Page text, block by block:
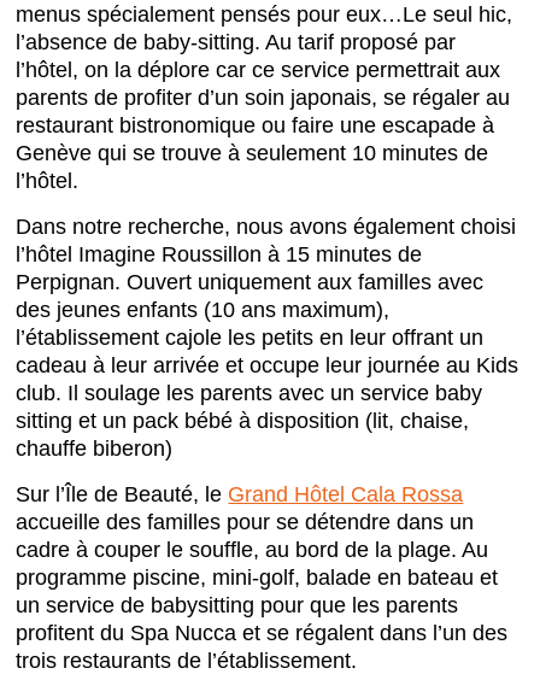
menus spécialement pensés pour eux…Le seul hic,
l’absence de baby-sitting. Au tarif proposé par
l’hôtel, on la déplore car ce service permettrait aux
parents de profiter d’un soin japonais, se régaler au
restaurant bistronomique ou faire une escapade à
Genève qui se trouve à seulement 10 minutes de
l’hôtel.
Dans notre recherche, nous avons également choisi
l’hôtel Imagine Roussillon à 15 minutes de
Perpignan. Ouvert uniquement aux familles avec
des jeunes enfants (10 ans maximum),
l’établissement cajole les petits en leur offrant un
cadeau à leur arrivée et occupe leur journée au Kids
club. Il soulage les parents avec un service baby
sitting et un pack bébé à disposition (lit, chaise,
chauffe biberon)
Sur l’Île de Beauté, le Grand Hôtel Cala Rossa
accueille des familles pour se détendre dans un
cadre à couper le souffle, au bord de la plage. Au
programme piscine, mini-golf, balade en bateau et
un service de babysitting pour que les parents
profitent du Spa Nucca et se régalent dans l’un des
trois restaurants de l’établissement.